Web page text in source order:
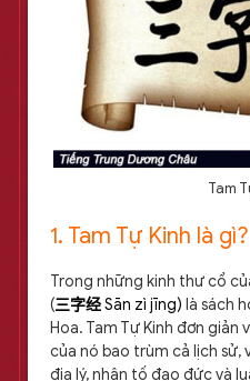
Tam
1. Tam Tự Kinh là gì?
Trong những kinh thư cổ
(三字经Sān zì jīng) là sách
Hoa. Tam Tự Kinh đơn
của nó bao trùm cả lịch sử,
địa lý, nhân tố đạo đức và